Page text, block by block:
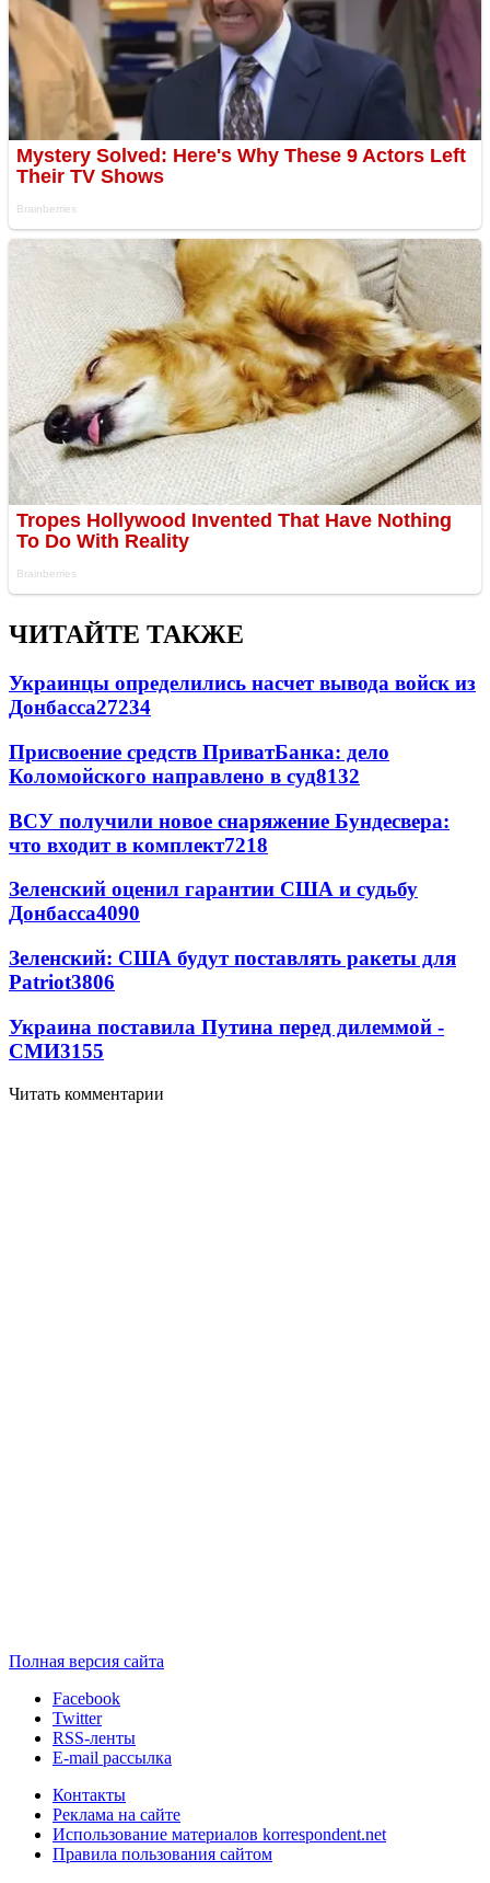
ЧИТАЙТЕ ТАКЖЕ
Украинцы определились насчет вывода войск из
Донбасса27234
Присвоение средств ПриватБанка: дело
Коломойского направлено в суд8132
ВСУ получили новое снаряжение Бундесвера:
что входит в комплект7218
Зеленский оценил гарантии США и судьбу
Донбасса4090
Зеленский: США будут поставлять ракеты для
Patriot3806
Украина поставила Путина перед дилеммой -
СМИ3155
Читать комментарии
Полная версия сайта
Facebook
Twitter
RSS-ленты
E-mail рассылка
Контакты
Реклама на сайте
Использование материалов korrespondent.net
Правила пользования сайтом